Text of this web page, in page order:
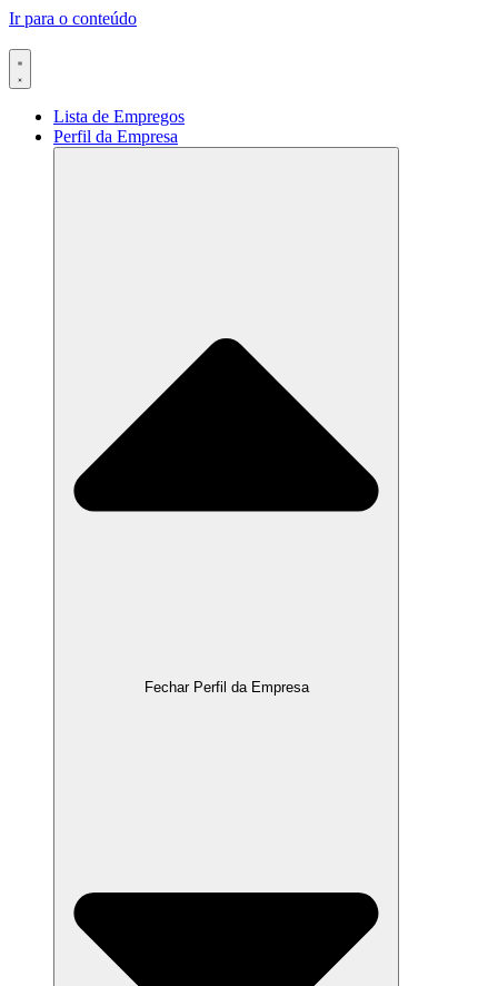
Ir para o conteúdo
Lista de Empregos
Perfil da Empresa
Fechar Perfil da Empresa